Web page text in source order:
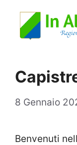
8 Gennaio
Benvenuti